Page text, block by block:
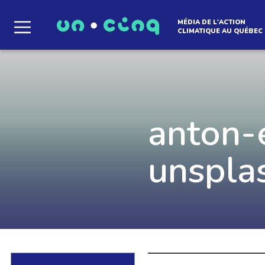
Le média qui
Que des solutions concrètes et inspirantes.
notre infolettre pour découvrir des initiatives
qui créent le mouvement.
EN SAVOIR +
MÉDIA DE L'ACTION
CLIMATIQUE AU QUÉBEC